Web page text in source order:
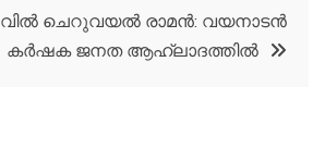
ചെറുവയൽ രാമൻ: വയനാടൻ
കർഷക ജനത ആഹ്ലാദത്തിൽ